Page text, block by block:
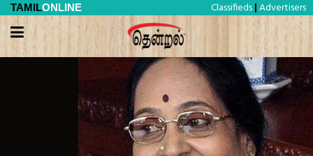
TAMILONLINE Classifieds | Advertisers